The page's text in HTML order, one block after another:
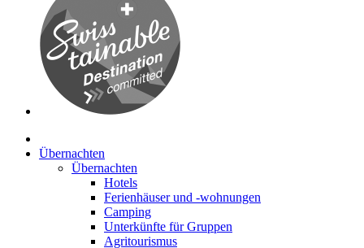
Übernachten
Übernachten
Hotels
Ferienhäuser und -wohnungen
Camping
Unterkünfte für Gruppen
Agritourismus